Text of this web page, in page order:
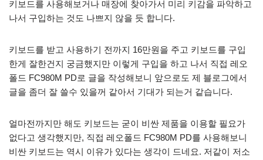
키보드를 사용해보거나 매장에 찾아가서 미리 키감을 파악하고
나서 구입하는 것도 나쁘지 않을 듯 합니다.
키보드를 받고 사용하기 전까지 16만원을 주고 키보드를 구입
한게 잘한건지 궁금했지만 이렇게 구입을 하고 나서 직접 레오
폴드 FC980M PD로 글을 작성해보니 앞으로도 제 블로그에서
글을 좀더 잘 쓸수 있을꺼 같아서 기대가 되는거 같습니다.
얼마전까지만 해도 키보드는 굳이 비싼 제품을 이용할 필요가
없다고 생각했지만, 직접 레오폴드 FC980M PD를 사용해보니
비싼 키보드는 역시 이유가 있다는 생각이 드네요. 저같이 저소